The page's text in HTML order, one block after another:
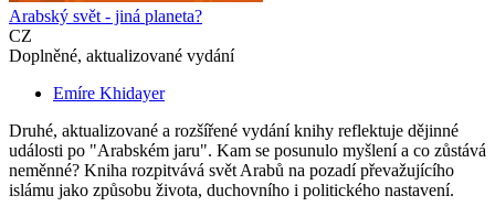
Arabský svět - jiná planeta?
CZ
Doplněné, aktualizované vydání
Emíre Khidayer
Druhé, aktualizované a rozšířené vydání knihy reflektuje dějinné
události po "Arabském jaru". Kam se posunulo myšlení a co zůstává
neměnné? Kniha rozpitvává svět Arabů na pozadí převažujícího
islámu jako způsobu života, duchovního i politického nastavení.